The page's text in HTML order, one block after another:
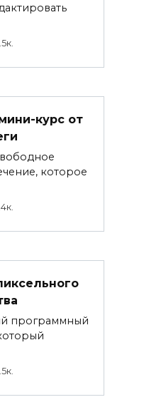
курс от
которое
программный